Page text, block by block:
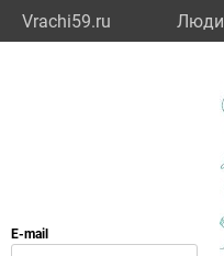
Vrachi59.ru Люди